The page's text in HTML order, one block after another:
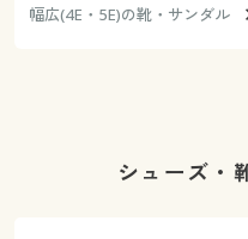
幅広(4E・5E)の靴・サンダル
シューズ・